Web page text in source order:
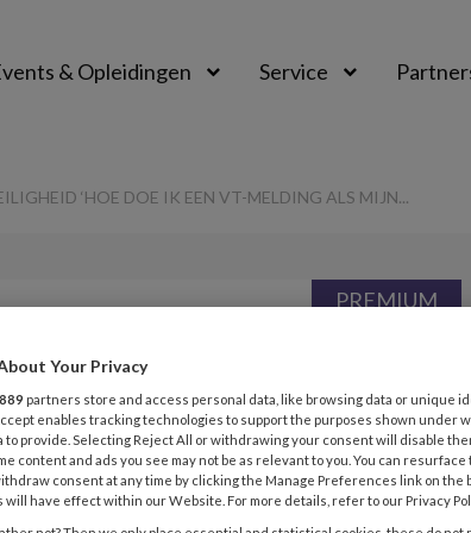
& Opleidingen Service
‘HOE DOE IK EEN VT-MELDING ALS MIJN...
persoonlijke
ik een VT-
PREMIUM
Your Privacy
889 partners store and access personal data, like browsing data or unique
enables tracking technologies to support the purposes shown under
to provide. Selecting Reject All or withdrawing your consent will disable
content and ads you see may not be as relevant to you. You can
consent at any time by clicking the Manage Preferences link on the
will have effect within our Website. For more details, refer to our Privacy